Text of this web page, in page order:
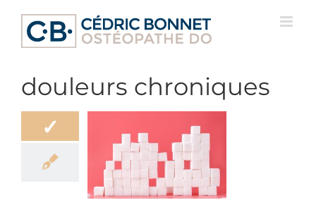
contenu
douleurs chroniques
✓
à éviter
les douleurs